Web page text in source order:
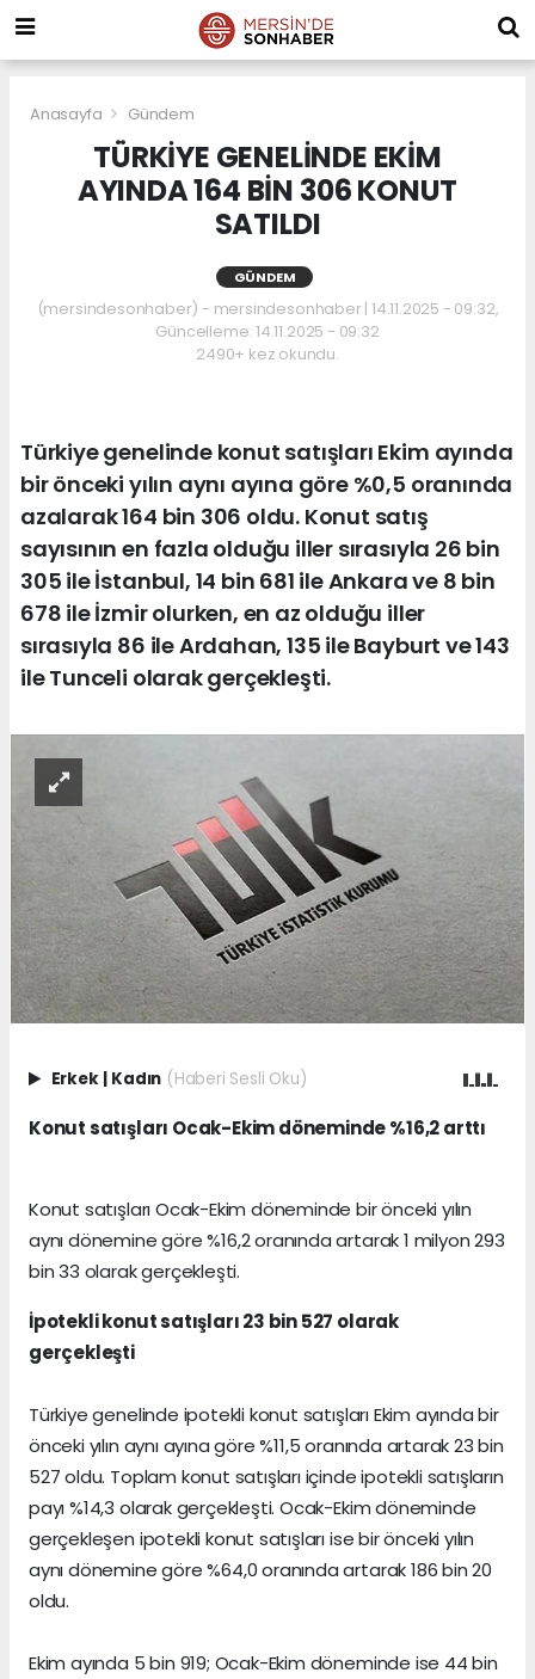
Anasayfa Gündem
TÜRKİYE GENELİNDE EKİM
AYINDA 164 BİN 306 KONUT
SATILDI
GÜNDEM
(mersindesonhaber) - mersindesonhaber | 14.11.2025 - 09:32,
Güncelleme: 14.11.2025 - 09:32
2490+ kez okundu.
Türkiye genelinde konut satışları Ekim ayında
bir önceki yılın aynı ayına göre %0,5 oranında
azalarak 164 bin 306 oldu. Konut satış
sayısının en fazla olduğu iller sırasıyla 26 bin
305 ile İstanbul, 14 bin 681 ile Ankara ve 8 bin
678 ile İzmir olurken, en az olduğu iller
sırasıyla 86 ile Ardahan, 135 ile Bayburt ve 143
ile Tunceli olarak gerçekleşti.
Erkek | Kadın (Haberi Sesli Oku)
Konut satışları Ocak-Ekim döneminde %16,2 arttı
Konut satışları Ocak-Ekim döneminde bir önceki yılın
aynı dönemine göre %16,2 oranında artarak 1 milyon 293
bin 33 olarak gerçekleşti.
İpotekli konut satışları 23 bin 527 olarak
gerçekleşti
Türkiye genelinde ipotekli konut satışları Ekim ayında bir
önceki yılın aynı ayına göre %11,5 oranında artarak 23 bin
527 oldu. Toplam konut satışları içinde ipotekli satışların
payı %14,3 olarak gerçekleşti. Ocak-Ekim döneminde
gerçekleşen ipotekli konut satışları ise bir önceki yılın
aynı dönemine göre %64,0 oranında artarak 186 bin 20
oldu.
Ekim ayında 5 bin 919; Ocak-Ekim döneminde ise 44 bin